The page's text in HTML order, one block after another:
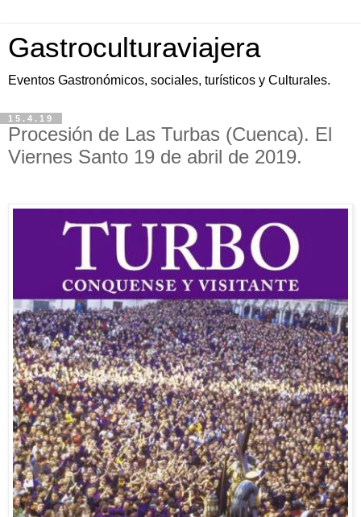
Gastroculturaviajera
Eventos Gastronómicos, sociales, turísticos y Culturales.
15.4.19
Procesión de Las Turbas (Cuenca). El
Viernes Santo 19 de abril de 2019.